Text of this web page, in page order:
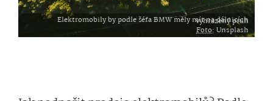
Elektromobily by podle šéfa BMW měly mít na dálnicích vyhrazený pruh
Foto: Unsplash